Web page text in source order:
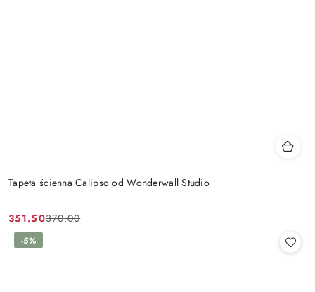
Tapeta ścienna Calipso od Wonderwall Studio
Cena
promocyjna:
351.50
Cena
przed
370.00
-5%